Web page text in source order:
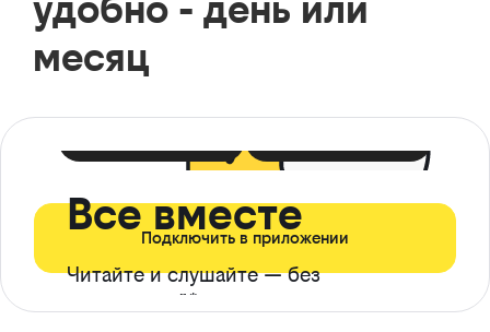
удобно - день или
месяц
Все вместе
Читайте и слушайте — без
ограничений*
Подключить в приложении